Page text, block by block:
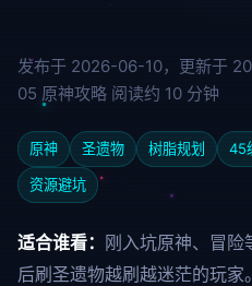
发布于 2026-06-10，更新于
05 原神攻略 阅读约 10 分钟
原神 圣遗物 树脂规划 45
资源避坑
适合谁看： 刚入坑原神、冒
后刷圣遗物越刷越迷茫的玩家